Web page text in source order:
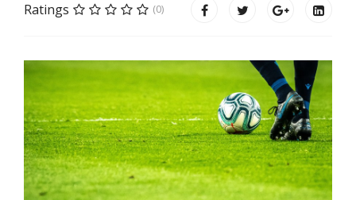
Ratings (0)